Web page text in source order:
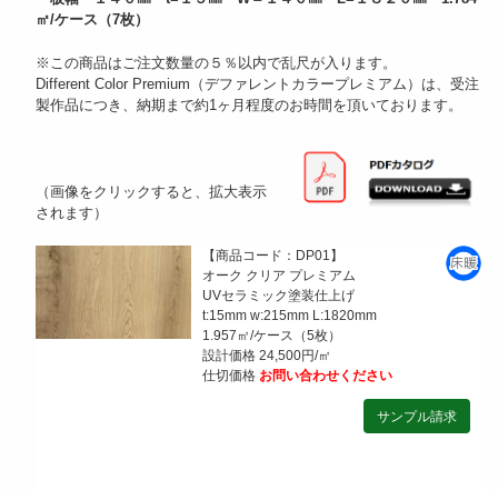
㎡/ケース（7枚）
※この商品はご注文数量の５％以内で乱尺が入ります。
Different Color Premium（デファレントカラープレミアム）は、受注
製作品につき、納期まで約1ヶ月程度のお時間を頂いております。
（画像をクリックすると、拡大表示
されます）
【商品コード：DP01】
オーク クリア プレミアム
UVセラミック塗装仕上げ
t:15mm w:215mm L:1820mm
1.957㎡/ケース（5枚）
設計価格 24,500円/㎡
仕切価格 お問い合わせください